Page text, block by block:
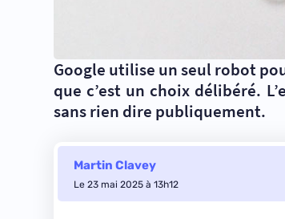
Google utilise un seul robot
que c’est un choix délibéré.
sans rien dire publiquement.
Martin Clavey
Le 23 mai 2025 à 13h12